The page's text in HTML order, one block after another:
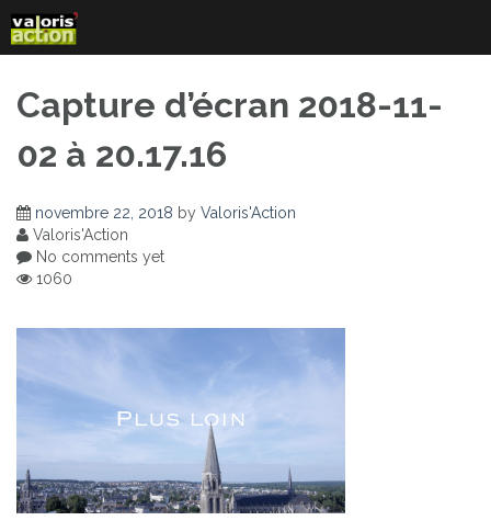
to
content
Capture d’écran 2018-11-
02 à 20.17.16
novembre 22, 2018 by Valoris'Action
Valoris'Action
No comments yet
1060